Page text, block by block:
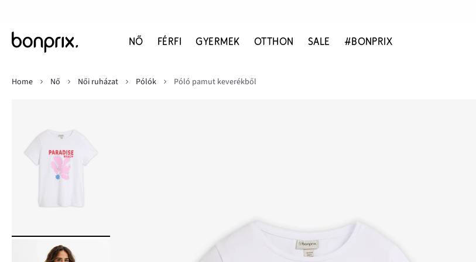
NŐ FÉRFI GYERMEK OTTHON SALE #BONPRIX
Home
Nő Női ruházat Pólók Póló pamut keverékből